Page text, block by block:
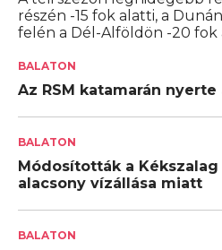
részén -15 fok alatti, a
felén a Dél-Alföldön -20 fok
BALATON
Az RSM katamarán
BALATON
Módosították a
alacsony vízállása miatt
BALATON